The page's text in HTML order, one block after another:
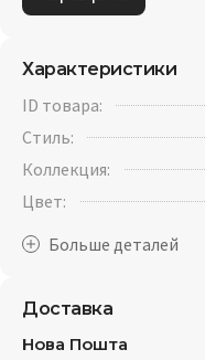
Характеристики
ID товара:
Стиль:
Коллекция:
Цвет:
Доставка
Нова Пошта